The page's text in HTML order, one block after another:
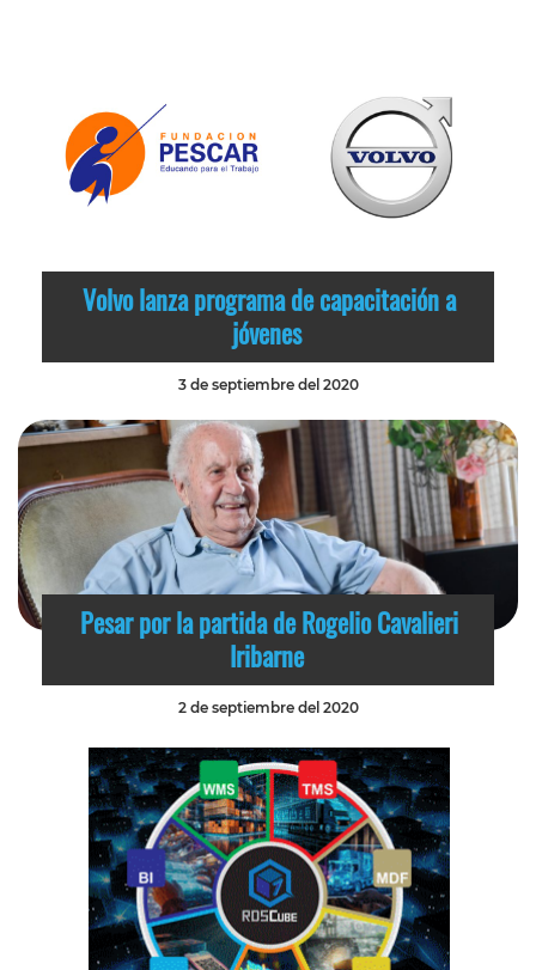
Volvo lanza programa de capacitación a
jóvenes
3 de septiembre del 2020
Pesar por la partida de Rogelio Cavalieri
Iribarne
2 de septiembre del 2020